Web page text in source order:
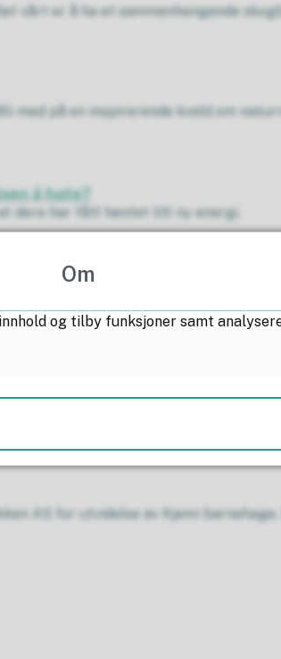
vårt er å ha et sammenhengende
med på en inspirerende kveld om
å hate?
dere har fått hentet litt ny energi.
11. februar og det blir deretter
og fått nye naboer. Lørenskog
AS for utvidelse av Kjenn
Om
og tilby funksjoner samt